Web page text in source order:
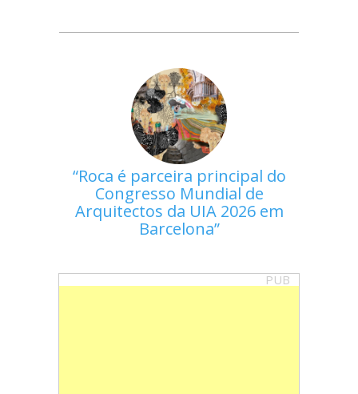
Roca é parceira principal do
Congresso Mundial de
Arquitectos da UIA 2026 em
Barcelona
PUB